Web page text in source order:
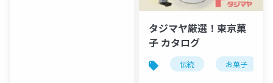
タジマヤ厳選！東京菓
子 カタログ
伝統 お菓子